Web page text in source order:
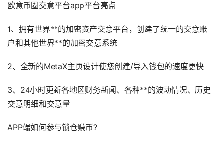
欧意币圈交意平台app平台亮点
1、拥有世界**的加密资产交意平台，创建了统一的交意账
户和其他世界**的加密交意系统
2、全新的MetaX主页设计使您创建/导入钱包的速度更快
3、24小时更新各地区财务新闻、各种**的波动情况、历史
交意明细和交意量
APP端如何参与锁仓赚币?